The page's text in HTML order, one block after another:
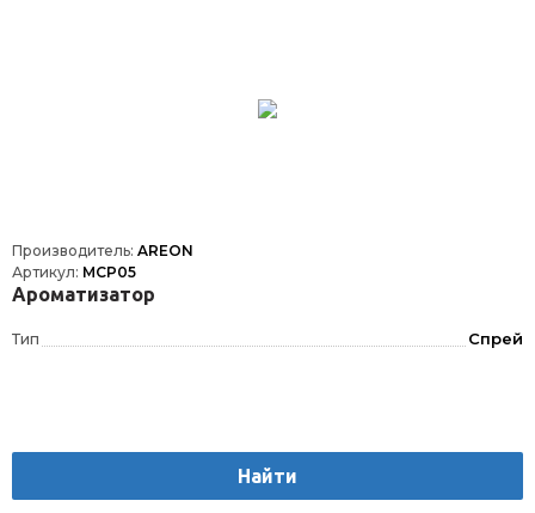
Производитель: AREON
Артикул: MCP05
Ароматизатор
Тип Спрей
Найти